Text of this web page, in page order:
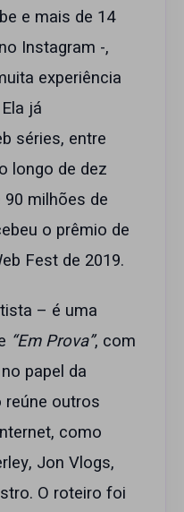
e mais de 14
Instagram -,
experiência
já
séries, entre
longo de dez
milhões de
o prêmio de
Fest de 2019.
– é uma
“Em Prova”, com
papel da
reúne outros
como
Jon Vlogs,
O roteiro foi